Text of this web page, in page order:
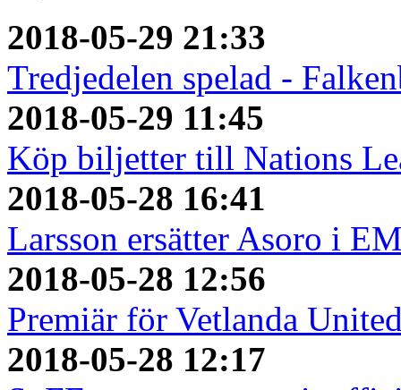
2018-05-29 21:33
Tredjedelen spelad -
2018-05-29 11:45
Köp biljetter till Nations
2018-05-28 16:41
Larsson ersätter Asoro i
2018-05-28 12:56
Premiär för Vetlanda
2018-05-28 12:17